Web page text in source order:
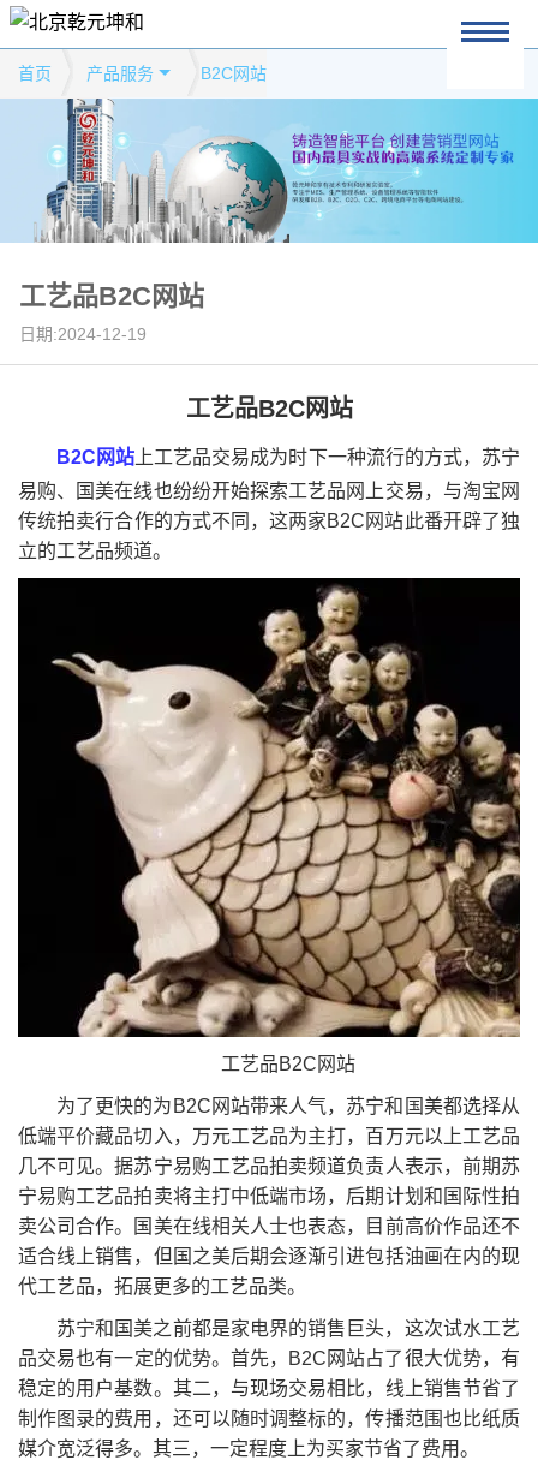
首页 产品服务 B2C网站
工艺品B2C网站
日期:2024-12-19
工艺品B2C网站
B2C网站 上工艺品交易成为时下一种流行的方式，苏宁
易购、国美在线也纷纷开始探索工艺品网上交易，与淘宝网
传统拍卖行合作的方式不同，这两家B2C网站此番开辟了独
立的工艺品频道。
工艺品B2C网站
为了更快的为B2C网站带来人气，苏宁和国美都选择从
低端平价藏品切入，万元工艺品为主打，百万元以上工艺品
几不可见。据苏宁易购工艺品拍卖频道负责人表示，前期苏
宁易购工艺品拍卖将主打中低端市场，后期计划和国际性拍
卖公司合作。国美在线相关人士也表态，目前高价作品还不
适合线上销售，但国之美后期会逐渐引进包括油画在内的现
代工艺品，拓展更多的工艺品类。
苏宁和国美之前都是家电界的销售巨头，这次试水工艺
品交易也有一定的优势。首先，B2C网站占了很大优势，有
稳定的用户基数。其二，与现场交易相比，线上销售节省了
制作图录的费用，还可以随时调整标的，传播范围也比纸质
媒介宽泛得多。其三，一定程度上为买家节省了费用。